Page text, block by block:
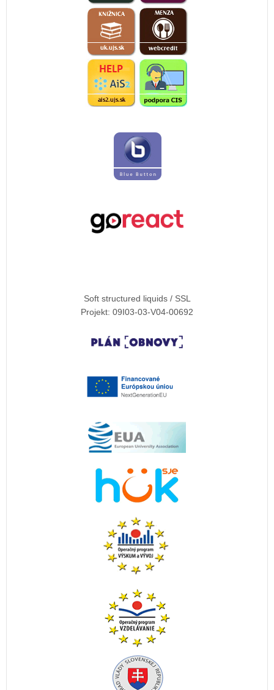
Soft structured liquids / SSL
Projekt: 09I03-03-V04-00692